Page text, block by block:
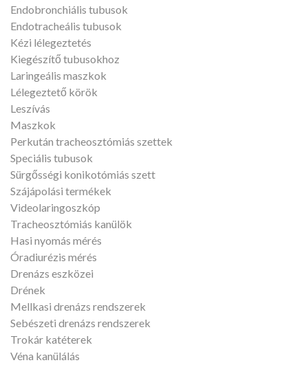
Endobronchiális tubusok
Endotracheális tubusok
Kézi lélegeztetés
Kiegészítő tubusokhoz
Laringeális maszkok
Lélegeztető körök
Leszívás
Maszkok
Perkután tracheosztómiás szettek
Speciális tubusok
Sürgősségi konikotómiás szett
Szájápolási termékek
Videolaringoszkóp
Tracheosztómiás kanülök
Hasi nyomás mérés
Óradiurézis mérés
Drenázs eszközei
Drének
Mellkasi drenázs rendszerek
Sebészeti drenázs rendszerek
Trokár katéterek
Véna kanülálás